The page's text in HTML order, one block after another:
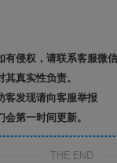
侵权，请联系客服微信
真实性负责。
客发现请向客服举报
第一时间更新。
THE END